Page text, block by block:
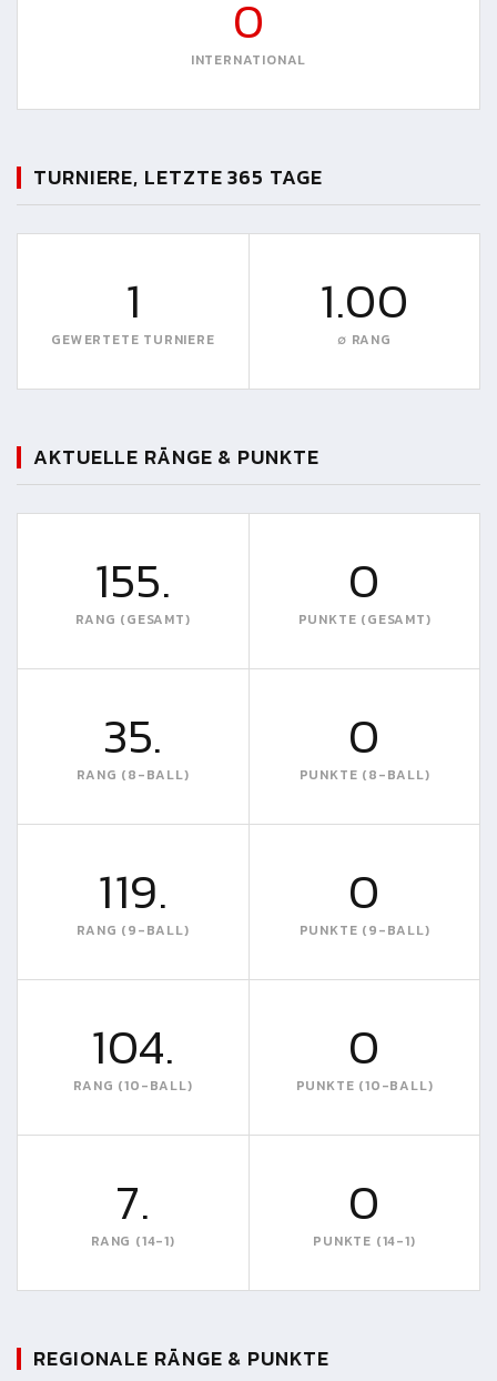
0
INTERNATIONAL
TURNIERE, LETZTE 365 TAGE
1
GEWERTETE TURNIERE
1.00
∅ RANG
AKTUELLE RÄNGE & PUNKTE
155.
RANG (GESAMT)
0
PUNKTE (GESAMT)
35.
RANG (8-BALL)
0
PUNKTE (8-BALL)
119.
RANG (9-BALL)
0
PUNKTE (9-BALL)
104.
RANG (10-BALL)
0
PUNKTE (10-BALL)
7.
RANG (14-1)
0
PUNKTE (14-1)
REGIONALE RÄNGE & PUNKTE